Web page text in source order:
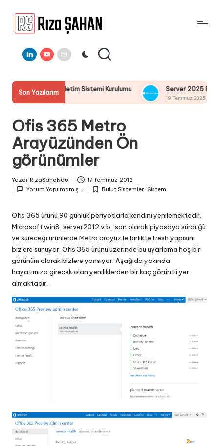
a
Ş
A
H
A
N
Bilgi
Paylaşım
LinkedinYoutube
E-
Mail
Son Yazılarım
2025 İşletim Sistemi Kurulumu Server 2025 Remote
19 Temmuz 2025
Ofis 365 Metro
Arayüzünden Ön
görünümler
by
Yazar RizaSahaN66
17 Temmuz 2012
Yorum Yapılmamış...
Posted
Bulut Sistemler,Sistem
Ofis 365 ürünü 90 günlük periyotlarla kendini yenilemektedir.
Microsoft win8, server2012 v.b. son olarak piyasaya sürdüğü
ve süreceği ürünlerde Metro arayüz le birlikte fresh yapısını
bizlere sunuyor. Ofis 365 ürünü üzerinde bu uyarlama hoş bir
görünüm olarak bizlere yansıyor. Aşağıda yakında
hayatımıza girecek olan yeniliklerden bir kaç görüntü yer
almaktadır.